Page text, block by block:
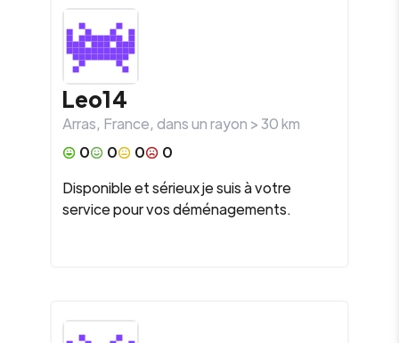
Leo14
Arras, France, dans un rayon >30km
0
0 0
0
Disponible et sérieux je suis à votre
service pour vos déménagements.